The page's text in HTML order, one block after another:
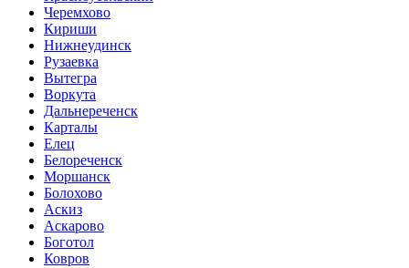
Черемхово
Кириши
Нижнеудинск
Рузаевка
Вытегра
Воркута
Дальнереченск
Карталы
Елец
Белореченск
Моршанск
Болохово
Аскиз
Аскарово
Боготол
Ковров